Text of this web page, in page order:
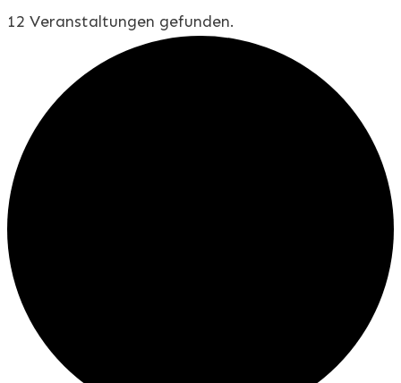
12 Veranstaltungen gefunden.